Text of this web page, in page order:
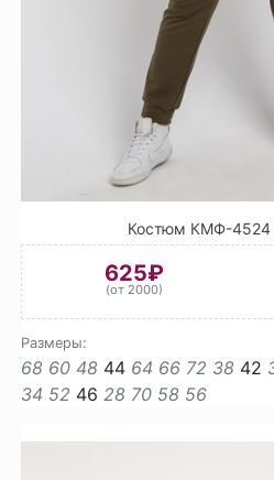
Костюм КМФ-4524
625₽
(от 2000)
Размеры:
68 60 48 44 64 66 72 38 42
34 52 46 28 70 58 56